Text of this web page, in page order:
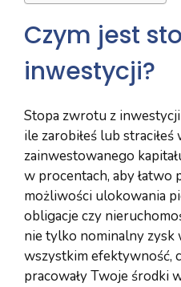
Czym jest
inwestycji?
Stopa zwrotu z
ile zarobiłeś lub
zainwestowanego
w procentach, aby
możliwości ulokowania
obligacje czy
nie tylko nominalny zysk
wszystkim efektywność,
pracowały Twoje środki